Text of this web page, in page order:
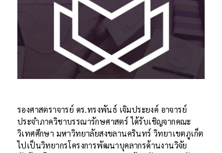
รองศาสตราจารย์ ดร.ทรงพันธ์ เจิมประยงค์ อาจารย์
ประจำภาควิชาบรรณารักษศาสตร์ ได้รับเชิญจากคณะ
วิเทศศึกษา มหาวิทยาลัยสงขลานครินทร์ วิทยาเขตภูเก็ต
ไปเป็นวิทยากรโครงการพัฒนาบุคลากรด้านงานวิจัย